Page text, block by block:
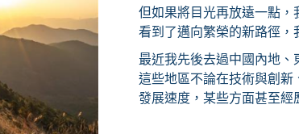
但如果將目光再放遠一點
看到了邁向繁榮的新路徑
最近我先後去過中國內地
這些地區不論在技術與創
發展速度，某些方面甚至經